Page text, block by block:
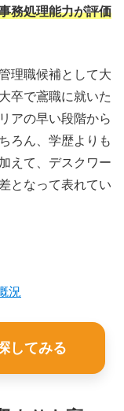
務処理能力が評価
理職候補として大
卒で鳶職に就いた
アの早い段階から
ろん、学歴よりも
えて、デスクワー
となって表れてい
況
してみる